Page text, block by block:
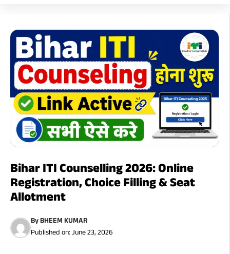
Bihar ITI Counselling 2026: Online
Registration, Choice Filling & Seat
Allotment
ByBHEEM KUMAR
Published on:June 23, 2026